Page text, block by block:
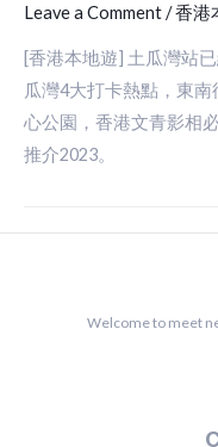
Leave a Comment/香港
[香港本地遊] 土瓜灣站
瓜灣4大打卡熱點，東
心公園，香港文青影相
推介2023。
Welcome to meet